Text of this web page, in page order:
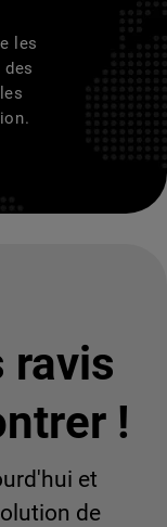
les
ravis
!
et
de